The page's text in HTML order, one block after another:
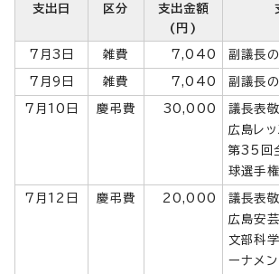
支出日 区分
支出金額
(円)
7月3日 雑費 7,040 副議長
7月9日 雑費 7,040 副議長
7月10日 慶弔費 30,000
議長表
広島レッ
第35回
球選手
7月12日 慶弔費 20,000
議長表
広島安芸
文部科
ーナメ